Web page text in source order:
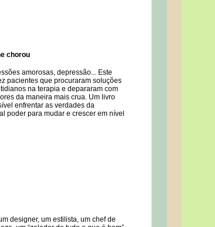
chorou
amorosas, depressão... Este
pacientes que procuraram soluções
na terapia e depararam com
da maneira mais crua. Um livro
enfrentar as verdades da
poder para mudar e crescer em nível
designer, um estilista, um chef de